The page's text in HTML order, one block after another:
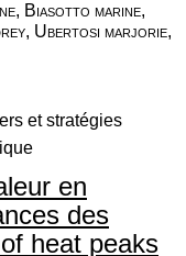
Biasotto marine,
Ubertosi marjorie,
et stratégies
en
des
heat peaks